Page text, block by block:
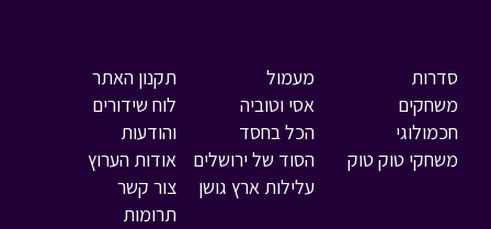
סדרות
משחקים
חכמולוגי
משחקי טוק טוק
מעמול
אסי וטוביה
הכל בחסד
הסוד של ירושלים
עלילות ארץ גושן
תקנון האתר
לוח שידורים
והודעות
אודות הערוץ
צור קשר
תרומות